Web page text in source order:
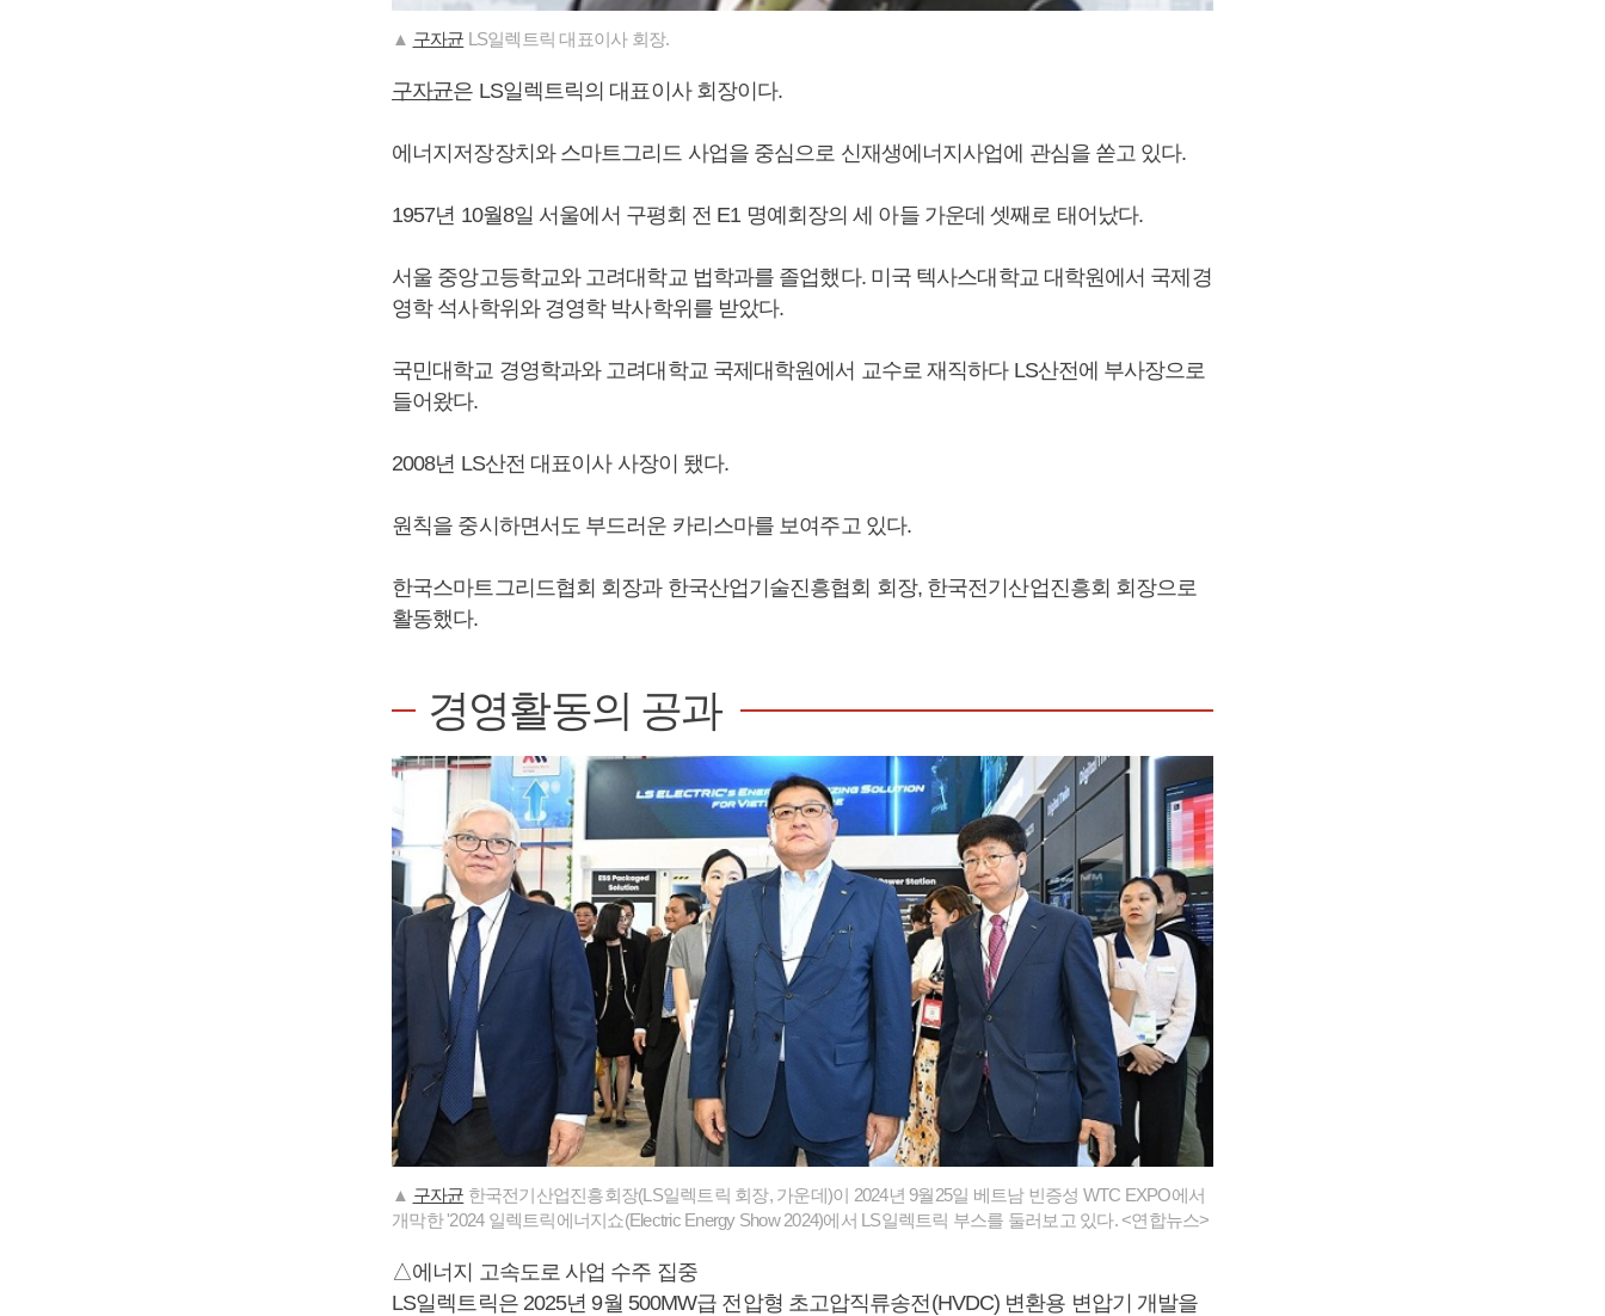
▲ 구자균 LS일렉트릭 대표이사 회장.
구자균은 LS일렉트릭의 대표이사 회장이다.
에너지저장장치와 스마트그리드 사업을 중심으로 신재생에너지사업에 관심을 쏟고 있다.
1957년 10월8일 서울에서 구평회 전 E1 명예회장의 세 아들 가운데 셋째로 태어났다.
서울 중앙고등학교와 고려대학교 법학과를 졸업했다. 미국 텍사스대학교 대학원에서 국제경
영학 석사학위와 경영학 박사학위를 받았다.
국민대학교 경영학과와 고려대학교 국제대학원에서 교수로 재직하다 LS산전에 부사장으로
들어왔다.
2008년 LS산전 대표이사 사장이 됐다.
원칙을 중시하면서도 부드러운 카리스마를 보여주고 있다.
한국스마트그리드협회 회장과 한국산업기술진흥협회 회장, 한국전기산업진흥회 회장으로
활동했다.
경영활동의 공과
▲ 구자균 한국전기산업진흥회장(LS일렉트릭 회장, 가운데)이 2024년 9월25일 베트남 빈증성 WTC EXPO에서
개막한 '2024 일렉트릭에너지쇼(Electric Energy Show 2024)에서 LS일렉트릭 부스를 둘러보고 있다. <연합뉴스>
△에너지 고속도로 사업 수주 집중
LS일렉트릭은 2025년 9월 500MW급 전압형 초고압직류송전(HVDC) 변환용 변압기 개발을